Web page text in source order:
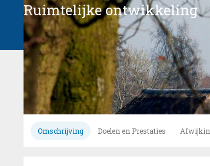
Ruimtelijke ontwikkeling
Omschrijving Doelen en Prestaties